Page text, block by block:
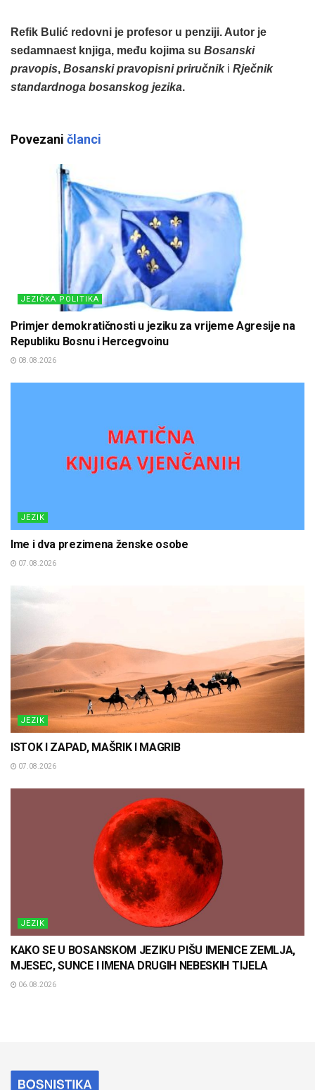
Refik Bulić redovni je profesor u penziji. Autor je
sedamnaest knjiga, među kojima su Bosanski
pravopis, Bosanski pravopisni priručnik i Rječnik
standardnoga bosanskog jezika.
Povezani članci
JEZIČKA POLITIKA
Primjer demokratičnosti u jeziku za vrijeme Agresije na
Republiku Bosnu i Hercegvoinu
08.08.2026
JEZIK
Ime i dva prezimena ženske osobe
07.08.2026
JEZIK
ISTOK I ZAPAD, MAŠRIK I MAGRIB
07.08.2026
JEZIK
KAKO SE U BOSANSKOM JEZIKU PIŠU IMENICE ZEMLJA,
MJESEC, SUNCE I IMENA DRUGIH NEBESKIH TIJELA
06.08.2026